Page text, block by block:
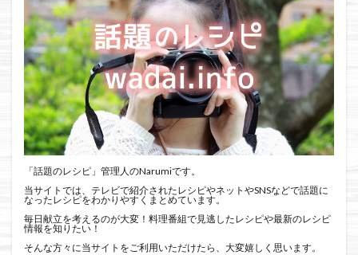
「話題のレシピ」管理人のNarumiです。
当サイトでは、テレビで紹介されたレシピやネットやSNSなどで話題に
なったレシピをわかりやすくまとめています。
毎日献立を考えるのが大変！料理番組で見逃したレシピや最新のレシピ
情報を知りたい！
そんな方々に当サイトをご利用いただけたら、大変嬉しく思います。